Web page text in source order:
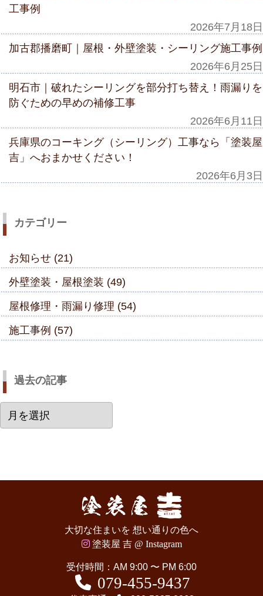
工事例
2026年7月18日
加古郡播磨町｜屋根・外壁塗装・シーリング施工事例
2026年6月25日
明石市｜破れたシーリングを部分打ち替え！雨漏りを
防ぐための早めの補修工事
2026年6月11日
兵庫県のコーキング（シーリング）工事なら「塗装屋
吉」へおまかせください！
2026年6月3日
カテゴリー
お知らせ (21)
外壁塗装・屋根塗装 (49)
屋根修理・雨漏り修理 (54)
施工事例 (57)
過去の記事
去
大切な住まいを 想い通りの色へ
塗装屋 吉 @ Instagram
受付時間：AM 9:00 〜 PM 6:00
079-455-9437